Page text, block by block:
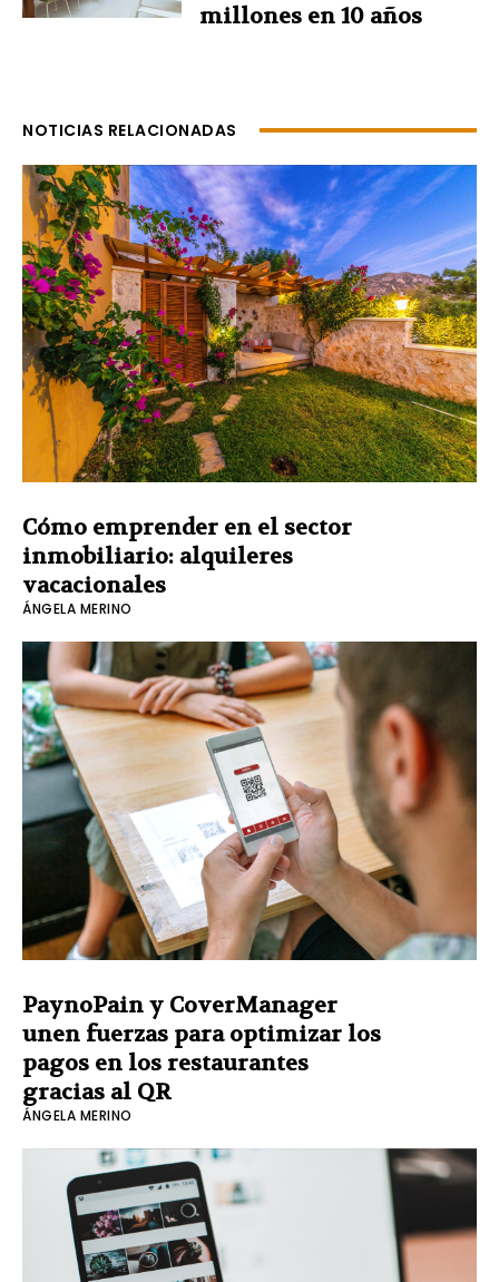
millones en 10 años
NOTICIAS RELACIONADAS
Cómo emprender en el sector
inmobiliario: alquileres
vacacionales
ÁNGELA MERINO
PaynoPain y CoverManager
unen fuerzas para optimizar los
pagos en los restaurantes
gracias al QR
ÁNGELA MERINO